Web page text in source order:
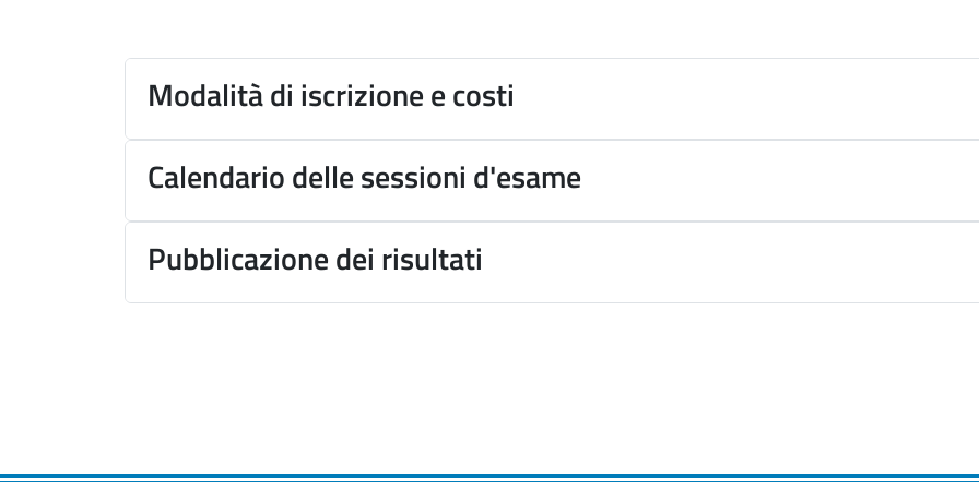
Modalità di iscrizione e costi
Calendario delle sessioni d'esame
Pubblicazione dei risultati